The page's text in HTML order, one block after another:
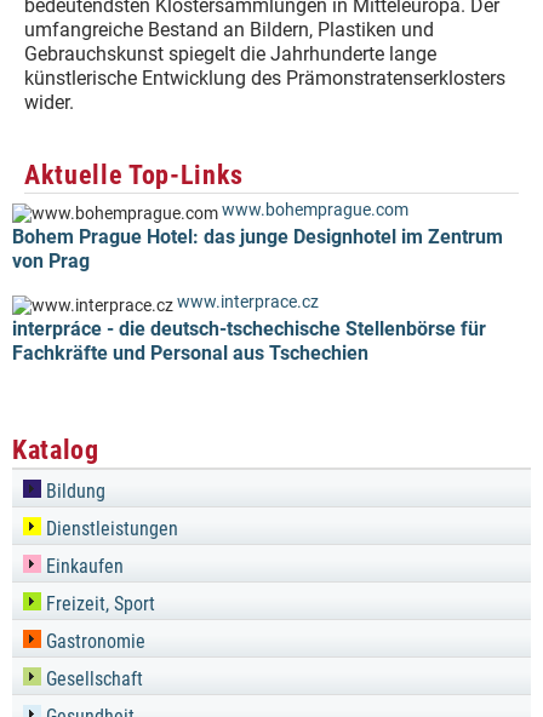
bedeutendsten Klostersammlungen in Mitteleuropa. Der
umfangreiche Bestand an Bildern, Plastiken und
Gebrauchskunst spiegelt die Jahrhunderte lange
künstlerische Entwicklung des Prämonstratenserklosters
wider.
Aktuelle Top-Links
www.bohemprague.com
Bohem Prague Hotel: das junge Designhotel im Zentrum
von Prag
www.interprace.cz
interpráce - die deutsch-tschechische Stellenbörse für
Fachkräfte und Personal aus Tschechien
Katalog
Bildung
Dienstleistungen
Einkaufen
Freizeit, Sport
Gastronomie
Gesellschaft